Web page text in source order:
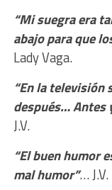
“Mi suegra era
abajo para que
Lady Vaga.
“En la televisión
después… Antes
J.V.
“El buen humor
mal humor”… J.V.